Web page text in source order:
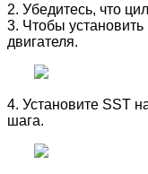
2. Убедитесь, что
3. Чтобы
двигателя.
4. Установите SST
шага.